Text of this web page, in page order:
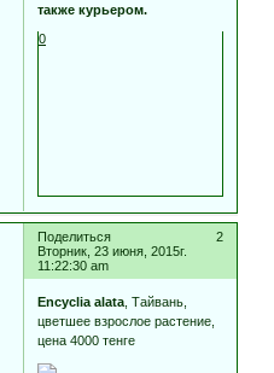
также курьером.
0
Поделиться
2
Вторник, 23 июня, 2015г.
11:22:30 am
Encyclia alata , Тайвань,
цветшее взрослое растение,
цена 4000 тенге